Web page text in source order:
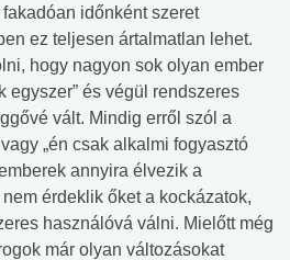
időnként szeret
ez teljesen ártalmatlan lehet.
hogy nagyon sok olyan ember
egyszer” és végül rendszeres
vált. Mindig erről szól a
„én csak alkalmi fogyasztó
annyira élvezik a
érdeklik őket a kockázatok,
használóvá válni. Mielőtt még
már olyan változásokat